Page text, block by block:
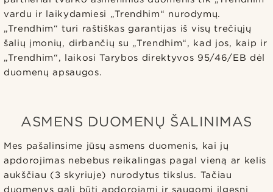
vardu ir laikydamiesi „Trendhim“ nurodymų.
„Trendhim“ turi raštiškas garantijas iš visų trečiųjų
šalių įmonių, dirbančių su „Trendhim“, kad jos, kaip ir
„Trendhim“, laikosi Tarybos direktyvos 95/46/EB dėl
duomenų apsaugos.
ASMENS DUOMENŲ ŠALINIMAS
Mes pašalinsime jūsų asmens duomenis, kai jų
apdorojimas nebebus reikalingas pagal vieną ar kelis
aukščiau (3 skyriuje) nurodytus tikslus. Tačiau
duomenys gali būti apdorojami ir saugomi ilgesnį